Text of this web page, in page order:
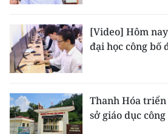
[Video] Hôm
đại học công bố
Thanh Hóa
sở giáo dục